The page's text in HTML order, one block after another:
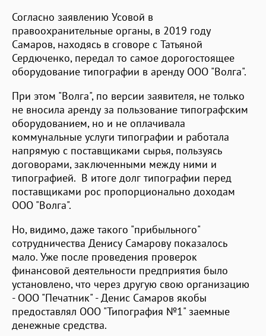
Согласно заявлению Усовой в
правоохранительные органы, в 2019 году
Самаров, находясь в сговоре с Татьяной
Сердюченко, передал то самое дорогостоящее
оборудование типографии в аренду ООО "Волга".
При этом "Волга", по версии заявителя, не только
не вносила аренду за пользование типографским
оборудованием, но и не оплачивала
коммунальные услуги типографии и работала
напрямую с поставщиками сырья, пользуясь
договорами, заключенными между ними и
типографией. В итоге долг типографии перед
поставщиками рос пропорционально доходам
ООО "Волга".
Но, видимо, даже такого "прибыльного"
сотрудничества Денису Самарову показалось
мало. Уже после проведения проверок
финансовой деятельности предприятия было
установлено, что через другую свою организацию
- ООО "Печатник" - Денис Самаров якобы
предоставлял ООО "Типография №1" заемные
денежные средства.